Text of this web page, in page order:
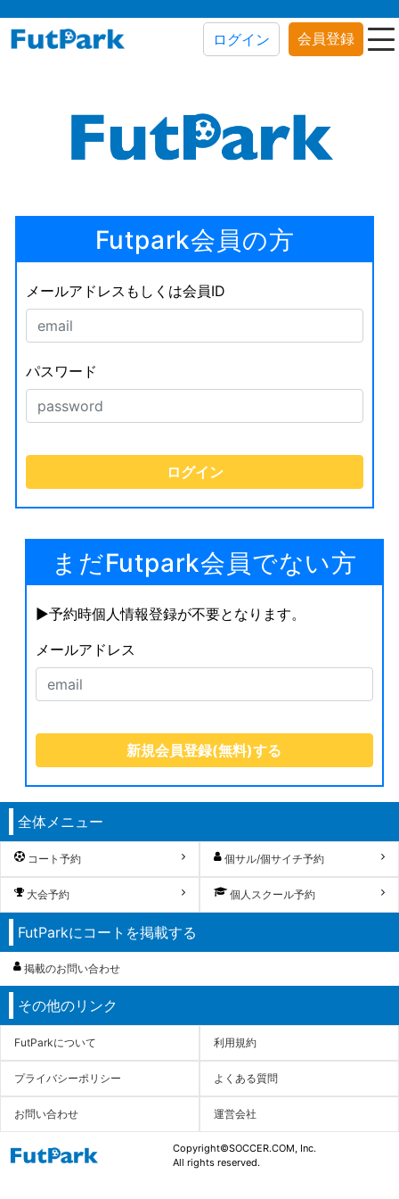
ログイン 会員登録
Futpark会員の方
メールアドレスもしくは会員ID
パスワード
まだFutpark会員でない方
▶︎予約時個人情報登録が不要となります。
メールアドレス
全体メニュー
コート予約 個サル/個サイチ予約
大会予約 個人スクール予約
FutParkにコートを掲載する
掲載のお問い合わせ
その他のリンク
FutParkについて 利用規約
プライバシーポリシー よくある質問
お問い合わせ 運営会社
Copyright©SOCCER.COM, Inc.
All rights reserved.